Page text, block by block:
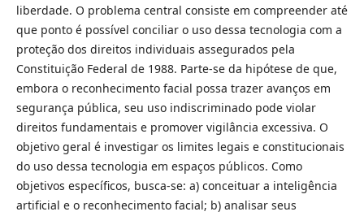
liberdade. O problema central consiste em compreender até
que ponto é possível conciliar o uso dessa tecnologia com a
proteção dos direitos individuais assegurados pela
Constituição Federal de 1988. Parte-se da hipótese de que,
embora o reconhecimento facial possa trazer avanços em
segurança pública, seu uso indiscriminado pode violar
direitos fundamentais e promover vigilância excessiva. O
objetivo geral é investigar os limites legais e constitucionais
do uso dessa tecnologia em espaços públicos. Como
objetivos específicos, busca-se: a) conceituar a inteligência
artificial e o reconhecimento facial; b) analisar seus